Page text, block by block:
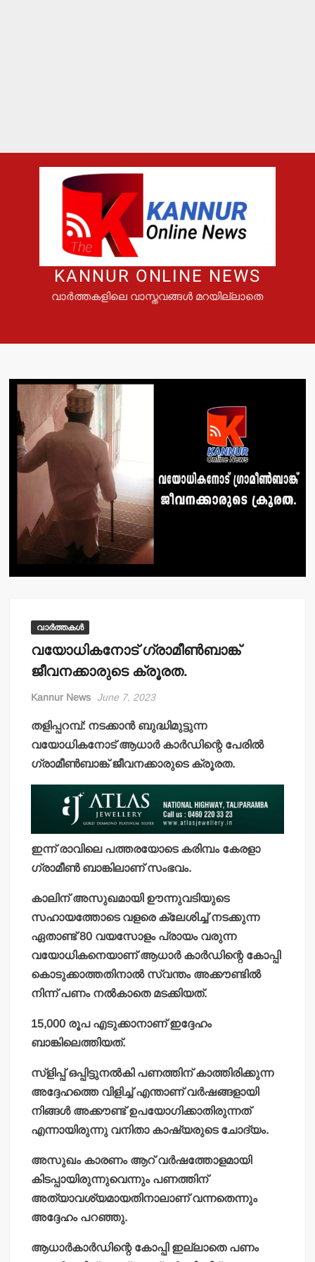
KANNUR ONLINE NEWS
വാർത്തകളിലെ വാസ്തവങ്ങൾ മറയില്ലാതെ
വാർത്തകൾ
വയോധികനോട് ഗ്രാമീണ്‍ബാങ്ക്
ജീവനക്കാരുടെ ക്രൂരത.
Kannur News June 7, 2023
തളിപ്പറമ്പ്: നടക്കാന്‍ ബുദ്ധിമുട്ടുന്ന
വയോധികനോട് ആധാര്‍ കാര്‍ഡിന്റെ പേരില്‍
ഗ്രാമീണ്‍ബാങ്ക് ജീവനക്കാരുടെ ക്രൂരത.
ഇന്ന് രാവിലെ പത്തരയോടെ കരിമ്പം കേരളാ
ഗ്രാമീണ്‍ ബാങ്കിലാണ് സംഭവം.
കാലിന് അസുഖമായി ഊന്നുവടിയുടെ
സഹായത്തോടെ വളരെ ക്ലേശിച്ച് നടക്കുന്ന
ഏതാണ്ട് 80 വയസോളം പ്രായം വരുന്ന
വയോധികനെയാണ് ആധാര്‍ കാര്‍ഡിന്റെ കോപ്പി
കൊടുക്കാത്തതിനാല്‍ സ്വന്തം അക്കൗണ്ടില്‍
നിന്ന് പണം നല്‍കാതെ മടക്കിയത്.
15,000 രൂപ എടുക്കാനാണ് ഇദ്ദേഹം
ബാങ്കിലെത്തിയത്.
സ്‌ളിപ്പ് ഒപ്പിട്ടുനല്‍കി പണത്തിന് കാത്തിരിക്കുന്ന
അദ്ദേഹത്തെ വിളിച്ച് എന്താണ് വര്‍ഷങ്ങളായി
നിങ്ങള്‍ അക്കൗണ്ട് ഉപയോഗിക്കാതിരുന്നത്
എന്നായിരുന്നു വനിതാ കാഷ്യരുടെ ചോദ്യം.
അസുഖം കാരണം ആറ് വര്‍ഷത്തോളമായി
കിടപ്പായിരുന്നുവെന്നും പണത്തിന്
അത്യാവശ്യമായതിനാലാണ് വന്നതെന്നും
അദ്ദേഹം പറഞ്ഞു.
ആധാര്‍കാര്‍ഡിന്റെ കോപ്പി ഇല്ലാതെ പണം